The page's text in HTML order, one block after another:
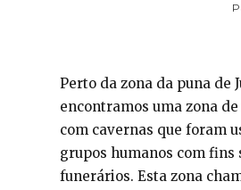
Perto da zona da puna de
encontramos uma zona
com cavernas que foram
grupos humanos com fins
funerários. Esta zona